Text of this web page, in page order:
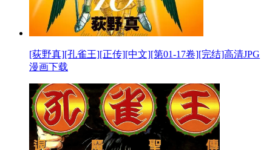
[荻野真][孔雀王][正传][中文][第01-17卷][完结]高清JPG
漫画下载